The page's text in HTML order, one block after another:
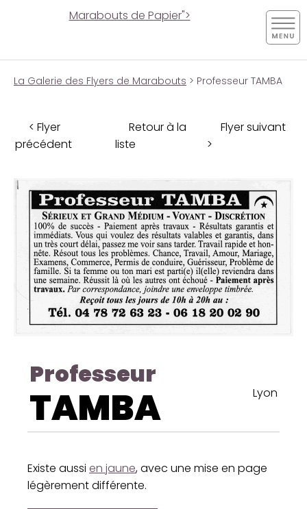
Marabouts de Papier">
La Galerie des Flyers de Marabouts > Professeur TAMBA
< Flyer
précédent
Retour à la
liste
Flyer suivant
>
Professeur
TAMBA Lyon
Existe aussi en jaune, avec une mise en page
légèrement différente.